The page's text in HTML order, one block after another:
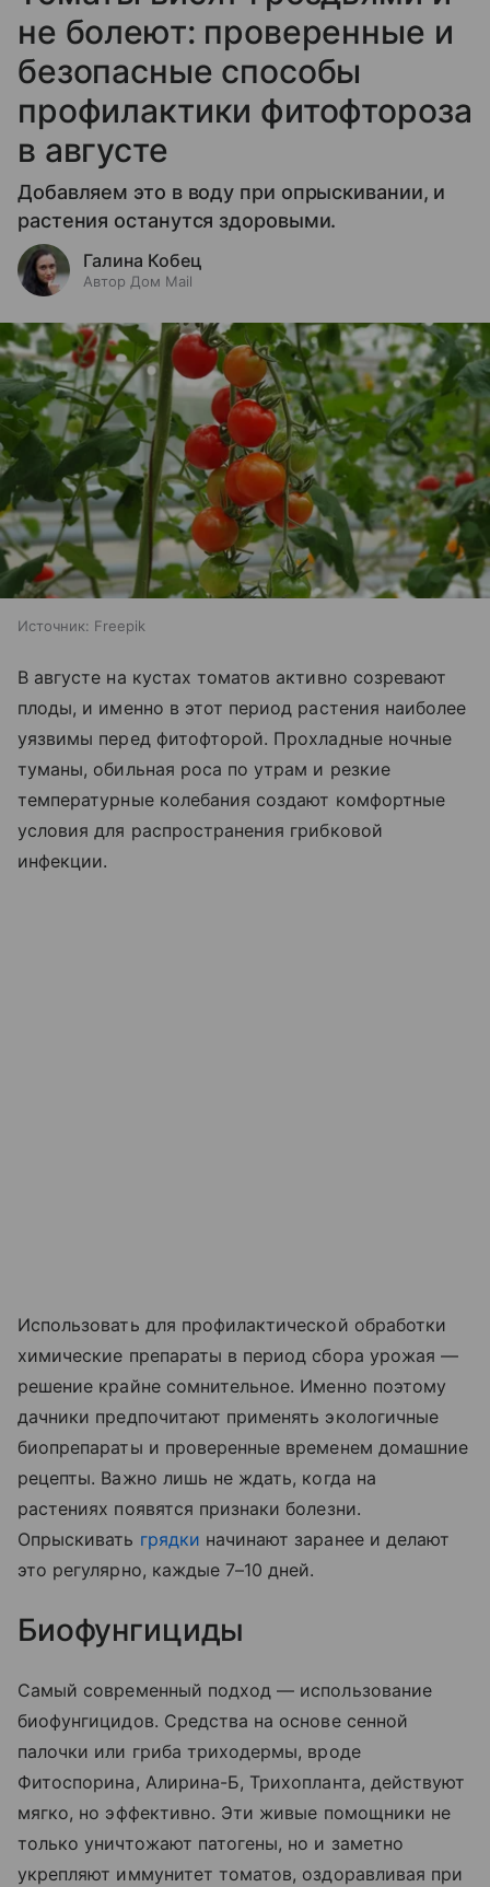
не болеют: проверенные и
безопасные способы
профилактики фитофтороза
в августе
Добавляем это в воду при опрыскивании, и
растения останутся здоровыми.
Галина Кобец
Автор Дом Mail
Источник: Freepik
В августе на кустах томатов активно созревают
плоды, и именно в этот период растения наиболее
уязвимы перед фитофторой. Прохладные ночные
туманы, обильная роса по утрам и резкие
температурные колебания создают комфортные
условия для распространения грибковой
инфекции.
Использовать для профилактической обработки
химические препараты в период сбора урожая —
решение крайне сомнительное. Именно поэтому
дачники предпочитают применять экологичные
биопрепараты и проверенные временем домашние
рецепты. Важно лишь не ждать, когда на
растениях появятся признаки болезни.
Опрыскивать грядки начинают заранее и делают
это регулярно, каждые 7–10 дней.
Биофунгициды
Самый современный подход — использование
биофунгицидов. Средства на основе сенной
палочки или гриба триходермы, вроде
Фитоспорина, Алирина-Б, Трихопланта, действуют
мягко, но эффективно. Эти живые помощники не
только уничтожают патогены, но и заметно
укрепляют иммунитет томатов, оздоравливая при